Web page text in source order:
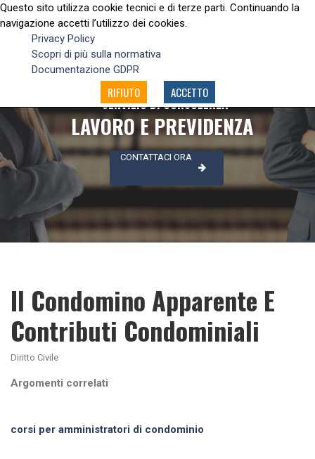
SERVIZIO DI CONSULENZA
LAVORO E PREVIDENZA
CONTATTACI ORA
Il Condomino Apparente E
Contributi Condominiali
Diritto Civile
Argomenti correlati
corsi per amministratori di condominio
Questo sito utilizza cookie tecnici e di terze parti. Continuando la
navigazione accetti l’utilizzo dei cookies.
Privacy Policy
Scopri di più sulla normativa
Documentazione GDPR
RIFIUTO ACCETTO